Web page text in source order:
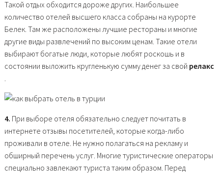
Такой отдых обходится дороже других. Наибольшее
количество отелей высшего класса собраны на курорте
Белек. Там же расположены лучшие рестораны и многие
другие виды развлечений по высоким ценам. Такие отели
выбирают богатые люди, которые любят роскошь и в
состоянии выложить кругленькую сумму денег за свой релакс
4. При выборе отеля обязательно следует почитать в
интернете отзывы посетителей, которые когда-либо
проживали в отеле. Не нужно полагаться на рекламу и
обширный перечень услуг. Многие туристические операторы
специально завлекают туриста таким образом. Перед